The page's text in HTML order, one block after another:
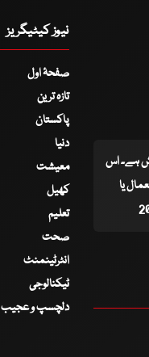
ہے۔ اس
یا
نیوز کیٹیگریز
صفحۂ اول
تازہ ترین
پاکستان
دنیا
معیشت
کھیل
تعلیم
صحت
انٹرٹینمنٹ
ٹیکنالوجی
دلچسپ و عجیب